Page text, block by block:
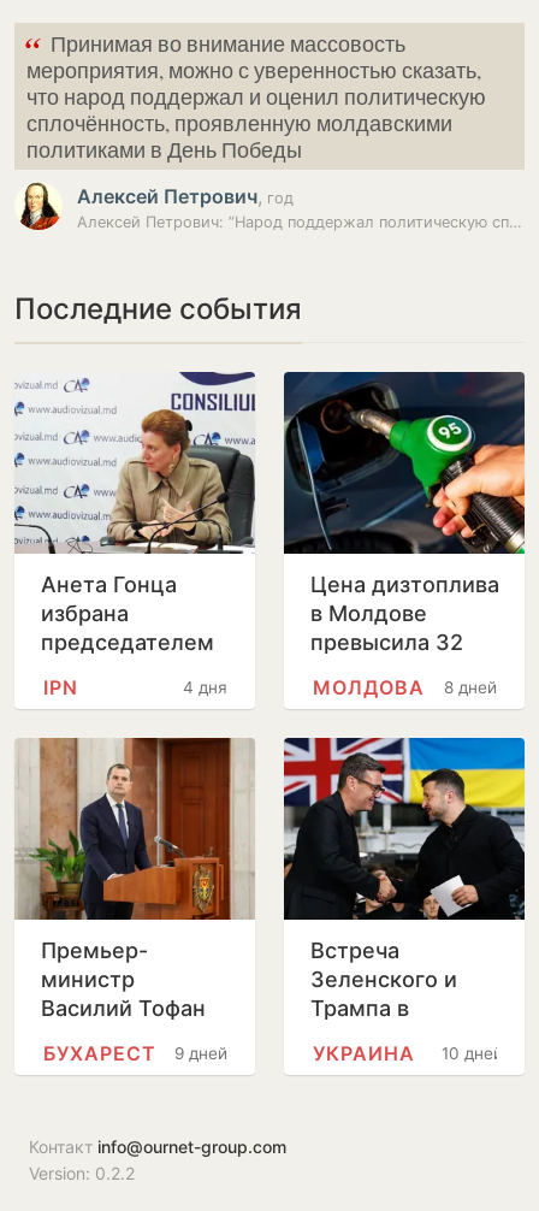
“ Принимая во внимание массовость
мероприятия, можно с уверенностью сказать,
что народ поддержал и оценил политическую
сплочённость, проявленную молдавскими
политиками в День Победы
Алексей Петрович, год
Алексей Петрович: ”Народ поддержал политическую сплочённость…
Последние события
Анета Гонца
избрана
председателем
телевидению и
отставки
Лилианы Вицу
4 дня
IPN
Цена дизтоплива
в Молдове
превысила 32
8 дней
МОЛДОВА
Премьер-
министр
Василий Тофан
официальный9 дней
БУХАРЕСТ
Встреча
Зеленского и
Трампа в
пройдет без10 дней
УКРАИНА
Контакт info@ournet-group.com
Version: 0.2.2